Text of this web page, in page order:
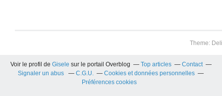
Theme:
Voir le profil de Gisele sur le portail Overblog Top articles
Contact
Signaler un abus
C.G.U.
Cookies et données personnelles
Préférences cookies